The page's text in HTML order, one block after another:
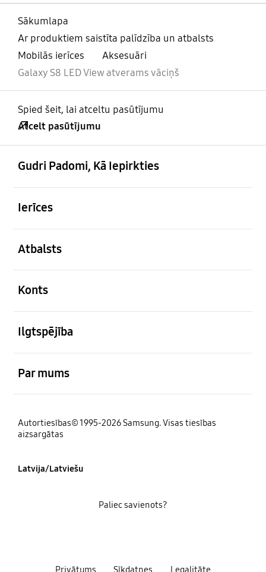
Sākumlapa
Ar produktiem saistīta palīdzība un atbalsts
Mobilās ierīces
Aksesuāri
Galaxy S8 LED View atverams vāciņš
Spied šeit, lai atceltu pasūtījumu
Atcelt pasūtījumu
Gudri Padomi, Kā Iepirkties
Ierīces
Atbalsts
Konts
Ilgtspējība
Par mums
Autortiesības© 1995-2026 Samsung. Visas tiesības
aizsargātas
Latvija/Latviešu
Privātums Sīkdatnes Legalitāte
Paliec savienots?